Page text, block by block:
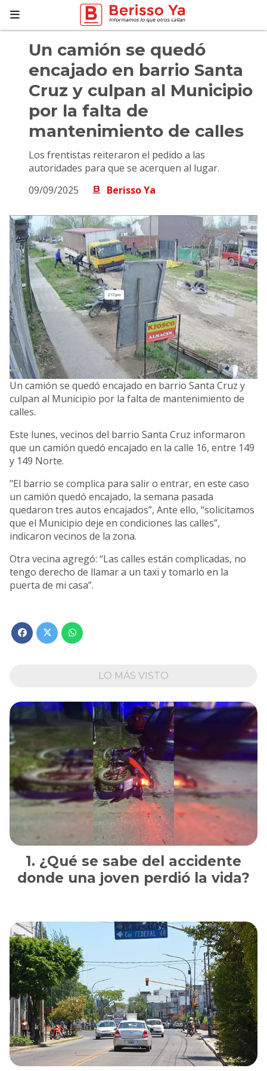
Un camión se quedó
encajado en barrio Santa
Cruz y culpan al Municipio
por la falta de
mantenimiento de calles
Los frentistas reiteraron el pedido a las
autoridades para que se acerquen al lugar.
09/09/2025
Berisso Ya
Un camión se quedó encajado en barrio Santa Cruz y
culpan al Municipio por la falta de mantenimiento de
calles.
Este lunes, vecinos del barrio Santa Cruz informaron
que un camión quedó encajado en la calle 16, entre 149
y 149 Norte.
"El barrio se complica para salir o entrar, en este caso
un camión quedó encajado, la semana pasada
quedaron tres autos encajados”, Ante ello, “solicitamos
que el Municipio deje en condiciones las calles”,
indicaron vecinos de la zona.
Otra vecina agregó: “Las calles están complicadas, no
tengo derecho de llamar a un taxi y tomarlo en la
puerta de mi casa”.
LO MÁS VISTO
¿Qué se sabe del accidente
donde una joven perdió la vida?